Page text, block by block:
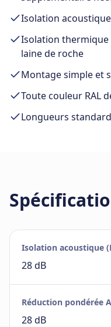
Isolation
Isolation thermique
laine de roche
Montage simple et
Toute couleur RAL
Longueurs
Isolation acoustique
28 dB
Réduction pondérée
28 dB